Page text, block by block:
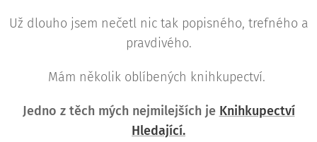
Už dlouho jsem nečetl nic tak popisného, trefného a
pravdivého.
Mám několik oblíbených knihkupectví.
Jedno z těch mých nejmilejších je Knihkupectví
Hledající.